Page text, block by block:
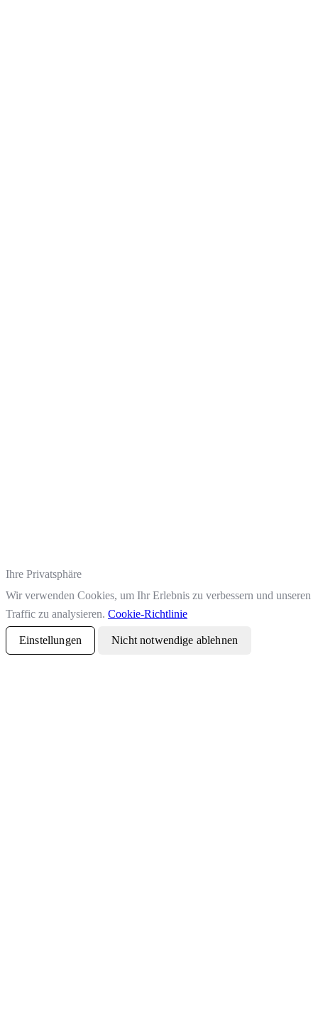
Ihre Privatsphäre
Wir verwenden Cookies, um Ihr Erlebnis zu verbessern und unseren
Traffic zu analysieren. Cookie-Richtlinie
Einstellungen Nicht notwendige ablehnen